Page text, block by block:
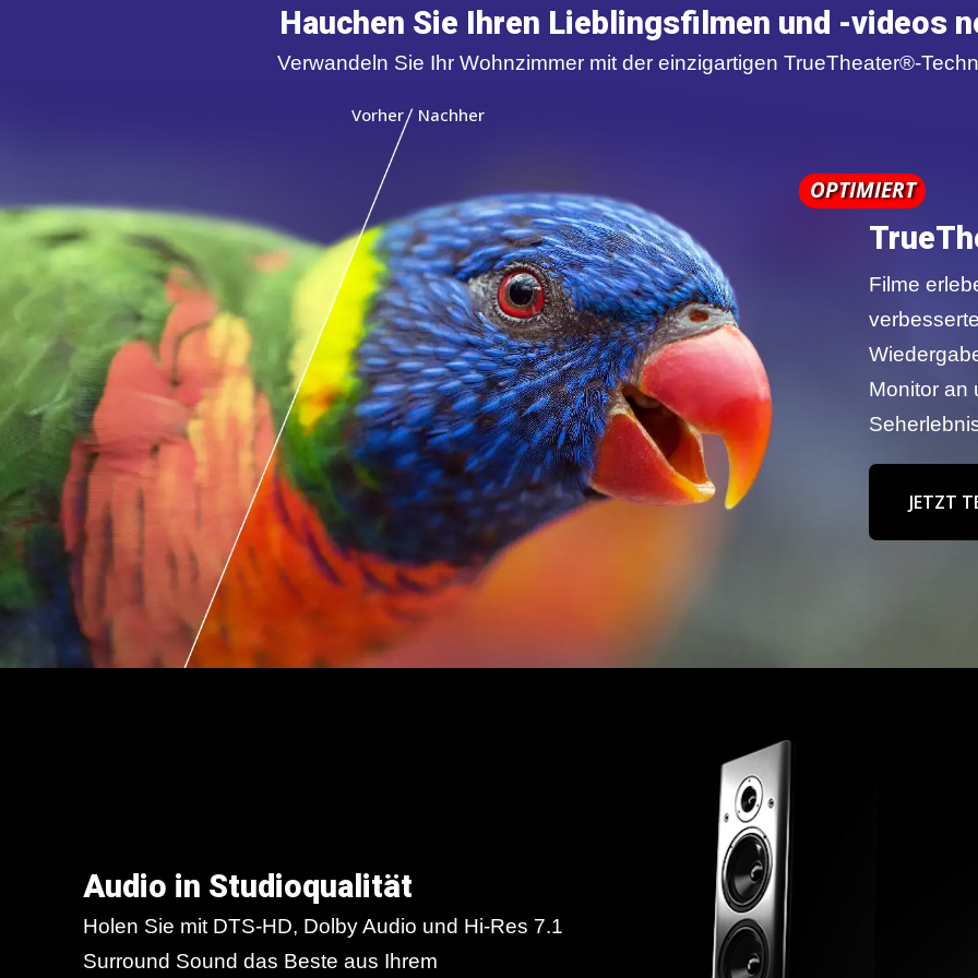
Hauchen Sie Ihren Lieblingsfilmen und -videos
Verwandeln Sie Ihr Wohnzimmer mit der einzigartigen TrueTheater®-
OPTIMIERT
Filme
Monitor an
JETZT
Audio in Studioqualität
Holen Sie mit DTS-HD, Dolby Audio und Hi-Res 7.1
Surround Sound das Beste aus Ihrem